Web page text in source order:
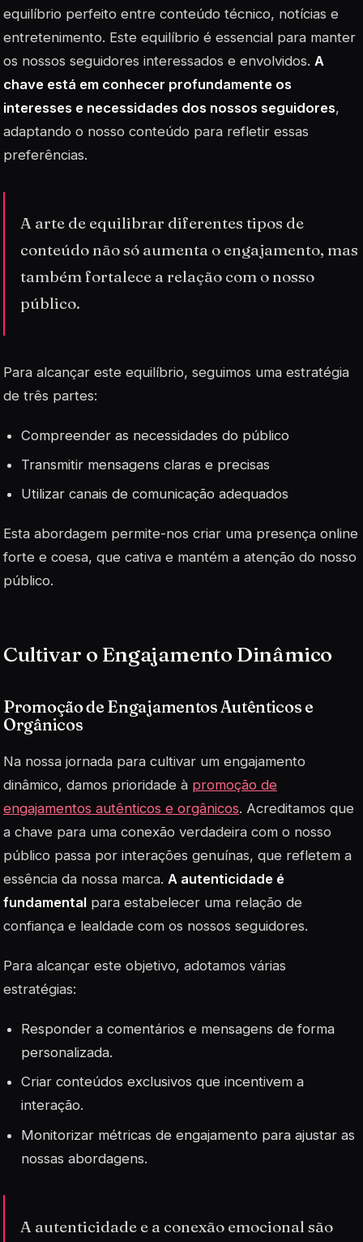
equilíbrio perfeito entre conteúdo técnico, notícias e
entretenimento. Este equilíbrio é essencial para manter
os nossos seguidores interessados e envolvidos. A
chave está em conhecer profundamente os
interesses e necessidades dos nossos seguidores,
adaptando o nosso conteúdo para refletir essas
preferências.
A arte de equilibrar diferentes tipos de
conteúdo não só aumenta o engajamento, mas
também fortalece a relação com o nosso
público.
Para alcançar este equilíbrio, seguimos uma estratégia
de três partes:
Compreender as necessidades do público
Transmitir mensagens claras e precisas
Utilizar canais de comunicação adequados
Esta abordagem permite-nos criar uma presença online
forte e coesa, que cativa e mantém a atenção do nosso
público.
Cultivar o Engajamento Dinâmico
Promoção de Engajamentos Autênticos e
Orgânicos
Na nossa jornada para cultivar um engajamento
dinâmico, damos prioridade à promoção de
engajamentos autênticos e orgânicos. Acreditamos que
a chave para uma conexão verdadeira com o nosso
público passa por interações genuínas, que refletem a
essência da nossa marca. A autenticidade é
fundamental para estabelecer uma relação de
confiança e lealdade com os nossos seguidores.
Para alcançar este objetivo, adotamos várias
estratégias:
Responder a comentários e mensagens de forma
personalizada.
Criar conteúdos exclusivos que incentivem a
interação.
Monitorizar métricas de engajamento para ajustar as
nossas abordagens.
A autenticidade e a conexão emocional são